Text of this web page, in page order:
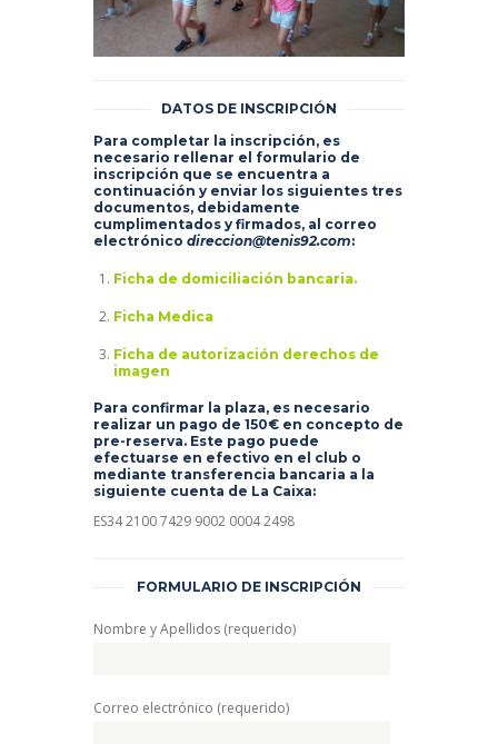
DATOS DE INSCRIPCIÓN
Para completar la inscripción, es
necesario rellenar el formulario de
inscripción que se encuentra a
continuación y enviar los siguientes tres
documentos, debidamente
cumplimentados y firmados, al correo
electrónico direccion@tenis92.com:
Ficha de domiciliación bancaria.
Ficha Medica
Ficha de autorización derechos de
imagen
Para confirmar la plaza, es necesario
realizar un pago de 150€ en concepto de
pre-reserva. Este pago puede
efectuarse en efectivo en el club o
mediante transferencia bancaria a la
siguiente cuenta de La Caixa:
ES34 2100 7429 9002 0004 2498
FORMULARIO DE INSCRIPCIÓN
Nombre y Apellidos (requerido)
Correo electrónico (requerido)